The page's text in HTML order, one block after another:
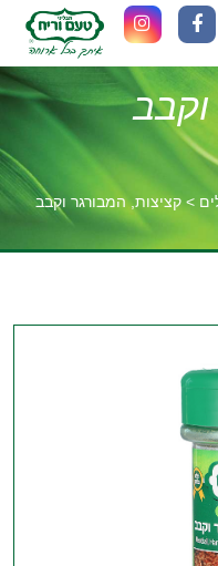
וקבב
>קציצות, המבורגר וקבב